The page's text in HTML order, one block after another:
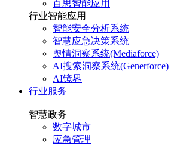
百思智能应用
行业智能应用
智能安全分析系统
智慧应急决策系统
舆情洞察系统(Mediaforce)
AI搜索洞察系统(Generforce)
AI镜界
行业服务
智慧政务
数字城市
应急管理